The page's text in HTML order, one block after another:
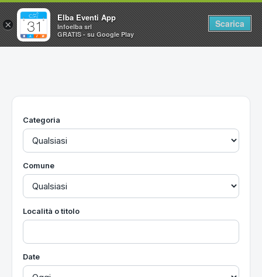
Home
Utilità
Categoria
Comune
Località o titolo
Date
×
Elba Eventi App
Infoelba srl
GRATIS - su Google Play
Scarica